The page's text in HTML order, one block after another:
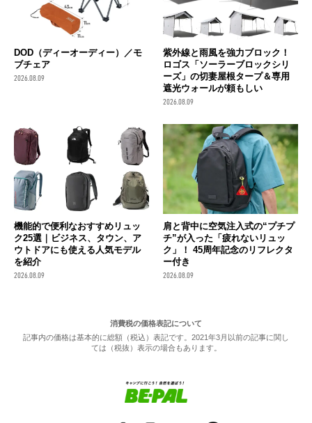
DOD（ディーオーディー）／モ
ブチェア
2026.08.09
紫外線と雨風を強力ブロック！
ロゴス「ソーラーブロックシリ
ーズ」の切妻屋根タープ＆専用
遮光ウォールが頼もしい
2026.08.09
機能的で便利なおすすめリュッ
ク25選｜ビジネス、タウン、ア
ウトドアにも使える人気モデル
を紹介
2026.08.09
肩と背中に空気注入式の“プチプ
チ”が入った「疲れないリュッ
ク」！ 45周年記念のリフレクタ
ー付き
2026.08.09
消費税の価格表記について
記事内の価格は基本的に総額（税込）表記です。2021年3月以前の記事に関し
ては（税抜）表示の場合もあります。